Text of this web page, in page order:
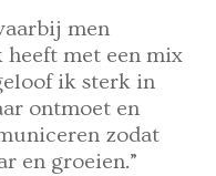
men
met een mix
ik sterk in
ontmoet en
zodat
en groeien.”